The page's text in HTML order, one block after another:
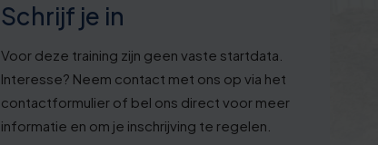
Schrijf je in
Voor deze training zijn geen vaste startdata.
Interesse? Neem contact met ons op via het
contactformulier of bel ons direct voor meer
informatie en om je inschrijving te regelen.